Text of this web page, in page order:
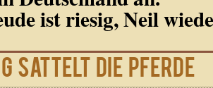
ist riesig, Neil
sattelt die Pferde